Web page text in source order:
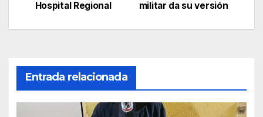
de
militar da su versión
Hospital Regional
Entrada relacionada